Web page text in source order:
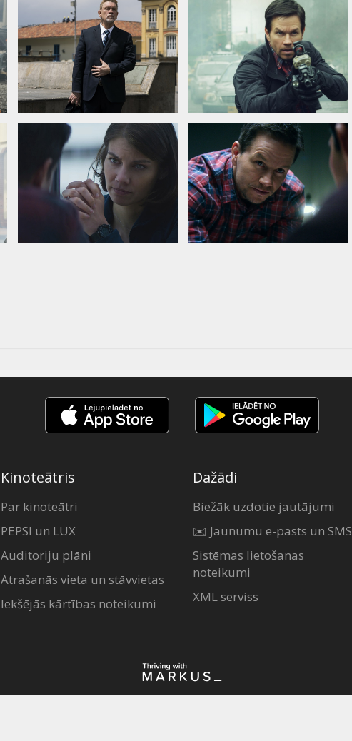
Kinoteātris
Par kinoteātri
PEPSI un LUX
Auditoriju plāni
Atrašanās vieta un stāvvietas
Iekšējās kārtības noteikumi
Dažādi
Biežāk uzdotie jautājumi
✉️ Jaunumu e-pasts un SMS
Sistēmas lietošanas
noteikumi
XML serviss